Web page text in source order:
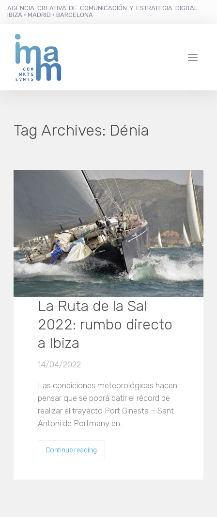
AGENCIA CREATIVA DE COMUNICACIÓN Y ESTRATEGIA DIGITAL
IBIZA · MADRID · BARCELONA
Tag Archives: Dénia
La Ruta de la Sal
2022: rumbo directo
a Ibiza
14/04/2022
Las condiciones meteorológicas hacen
pensar que se podrá batir el récord de
realizar el trayecto Port Ginesta – Sant
Antoni de Portmany en…
Continue reading